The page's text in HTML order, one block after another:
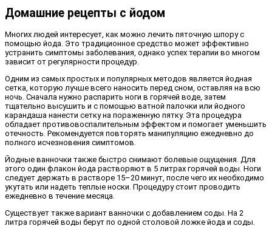
Домашние рецепты с йодом
Многих людей интересует, как можно лечить пяточную шпору с
помощью йода. Это традиционное средство может эффективно
устранить симптомы заболевания, однако успех терапии во многом
зависит от регулярности процедур.
Одним из самых простых и популярных методов является йодная
сетка, которую лучше всего наносить перед сном, оставляя на всю
ночь. Сначала нужно распарить ноги в горячей воде, затем
тщательно высушить и с помощью ватной палочки или йодного
карандаша нанести сетку на пораженную пятку. Эта процедура
обладает противовоспалительным эффектом и помогает уменьшить
отечность. Рекомендуется повторять манипуляцию ежедневно до
полного исчезновения симптомов.
Йодные ванночки также быстро снимают болевые ощущения. Для
этого один флакон йода растворяют в 5 литрах горячей воды. Ноги
следует держать в растворе 15–20 минут, после чего их необходимо
укутать или надеть теплые носки. Процедуру стоит проводить
ежедневно в течение месяца.
Существует также вариант ванночки с добавлением соды. На 2
литра горячей воды берут по одной столовой ложке йода и соды.